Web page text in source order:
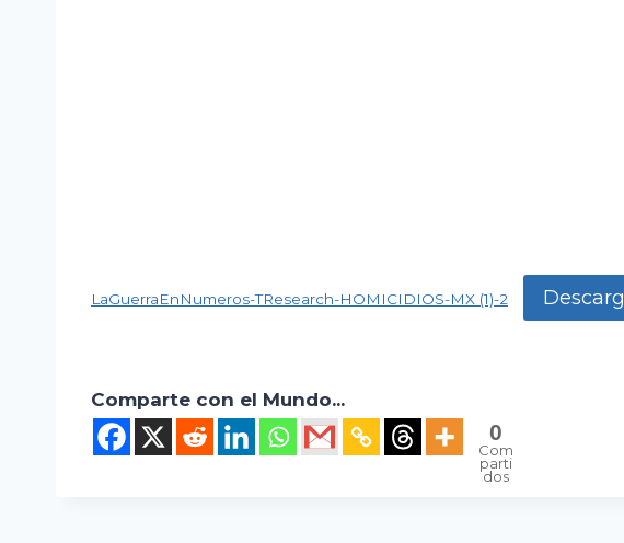
LaGuerraEnNumeros-TResearch-HOMICIDIOS-MX (1)-2
Comparte con el Mundo...
0
Com
parti
dos